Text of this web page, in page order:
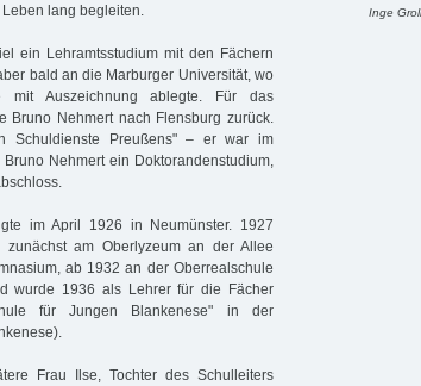
Inge
lang begleiten.
ein Lehramtsstudium mit den Fächern
bald an die Marburger Universität, wo
Auszeichnung ablegte. Für das
Bruno Nehmert nach Flensburg zurück.
Schuldienste Preußens" – er war im
Nehmert ein Doktorandenstudium,
im April 1926 in Neumünster. 1927
zunächst am Oberlyzeum an der Allee
ab 1932 an der Oberrealschule
wurde 1936 als Lehrer für die Fächer
für Jungen Blankenese" in der
Frau Ilse, Tochter des Schulleiters